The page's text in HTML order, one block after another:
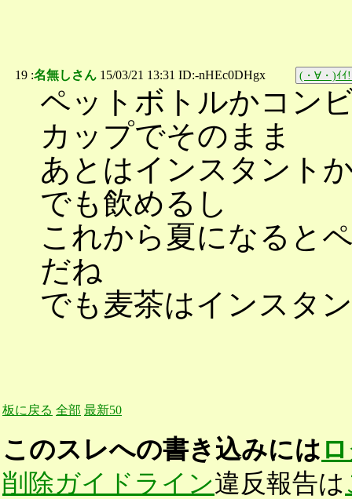
19 :名無しさん 15/03/21 13:31 ID:-nHEc0DHgx (・∀・)ｲｲ
ペットボトルかコン
カップでそのまま
あとはインスタント
でも飲めるし
これから夏になると
だね
でも麦茶はインスタ
板に戻る 全部 最新50
このスレへの書き込みには
削除ガイドライン違反報告は